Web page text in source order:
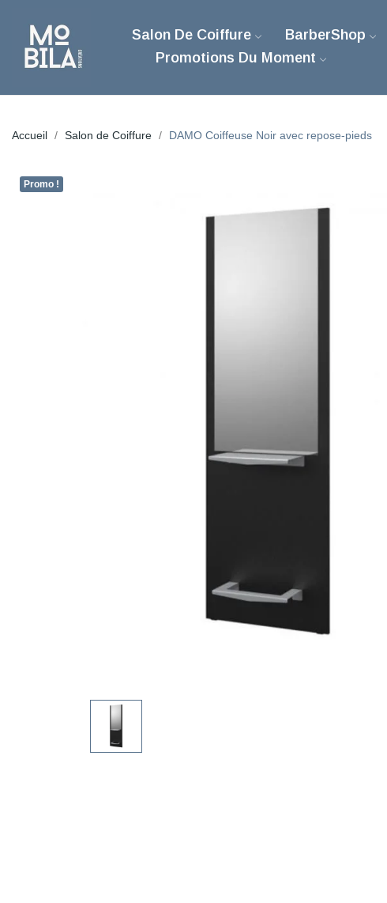
Salon De Coiffure BarberShop
Promotions Du Moment
Accueil Salon de Coiffure DAMO Coiffeuse Noir avec repose-pieds
Promo !